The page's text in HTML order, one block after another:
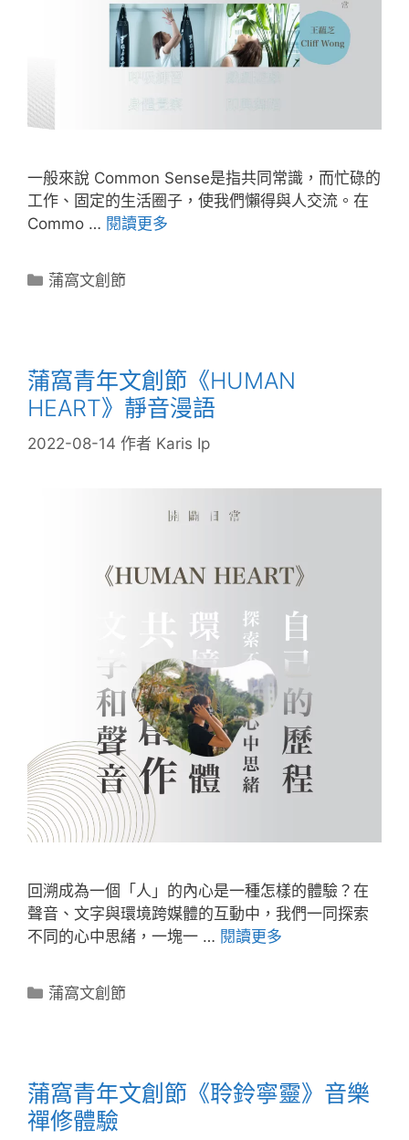
一般來說 Common Sense是指共同常識，而忙碌的
工作、固定的生活圈子，使我們懶得與人交流。在
Commo … 閱讀更多
蒲窩文創節
蒲窩青年文創節《HUMAN
HEART》靜音漫語
2022-08-14 作者 Karis Ip
回溯成為一個「人」的內心是一種怎樣的體驗？在
聲音、文字與環境跨媒體的互動中，我們一同探索
不同的心中思緒，一塊一 … 閱讀更多
蒲窩文創節
蒲窩青年文創節《聆鈴寧靈》音樂
禪修體驗